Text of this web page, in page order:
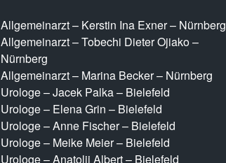
Allgemeinarzt – Kerstin Ina Exner – Nürnberg
Allgemeinarzt – Tobechi Dieter Ojiako –
Nürnberg
Allgemeinarzt – Marina Becker – Nürnberg
Urologe – Jacek Palka – Bielefeld
Urologe – Elena Grin – Bielefeld
Urologe – Anne Fischer – Bielefeld
Urologe – Meike Meier – Bielefeld
Urologe – Anatolij Albert – Bielefeld